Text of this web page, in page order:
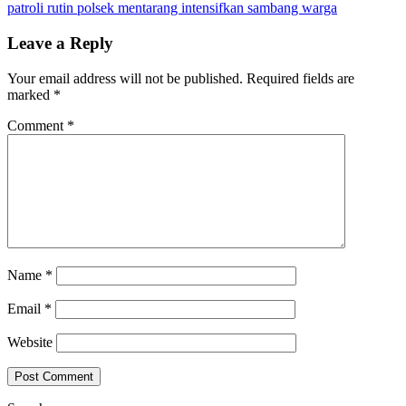
navigation
patroli rutin polsek mentarang intensifkan sambang warga
Leave a Reply
Your email address will not be published. Required fields are
marked *
Comment *
Name *
Email *
Website